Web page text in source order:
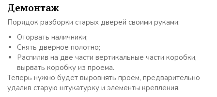
Демонтаж
Порядок разборки старых дверей своими руками:
Оторвать наличники;
Снять дверное полотно;
Распилив на две части вертикальные части коробки,
вырвать коробку из проема.
Теперь нужно будет выровнять проем, предварительно
удалив старую штукатурку и элементы крепления.